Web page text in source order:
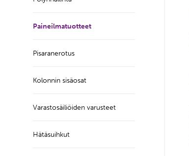
Paineilmatuotteet
Pisaranerotus
Kolonnin sisäosat
Varastosäiliöiden varusteet
Hätäsuihkut